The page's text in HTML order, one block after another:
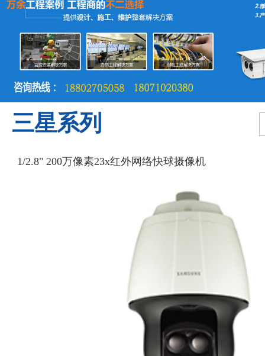
三星系列
1/2.8" 200万像素23x红外网络快球摄像机